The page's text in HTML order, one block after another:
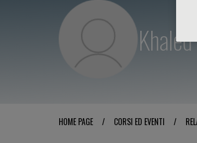
HOME PAGE / CORSI ED EVENTI /